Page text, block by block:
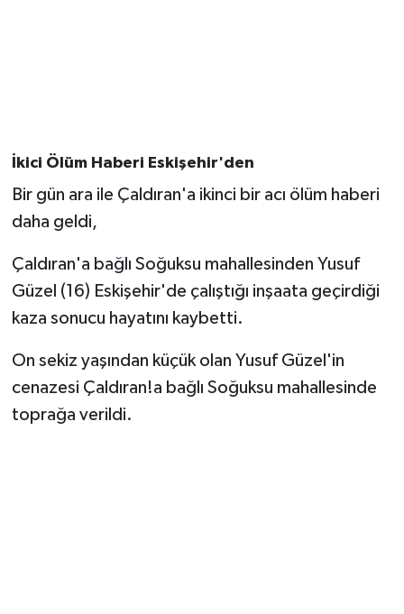
İkici Ölüm Haberi Eskişehir'den
Bir gün ara ile Çaldıran'a ikinci bir acı ölüm haberi
daha geldi,
Çaldıran'a bağlı Soğuksu mahallesinden Yusuf
Güzel (16) Eskişehir'de çalıştığı inşaata geçirdiği
kaza sonucu hayatını kaybetti.
On sekiz yaşından küçük olan Yusuf Güzel'in
cenazesi Çaldıran!a bağlı Soğuksu mahallesinde
toprağa verildi.